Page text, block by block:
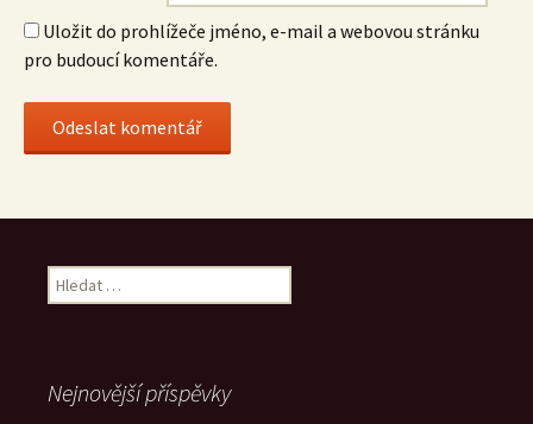
Uložit do prohlížeče jméno, e-mail a webovou stránku
pro budoucí komentáře.
Vyhledávání
Nejnovější příspěvky